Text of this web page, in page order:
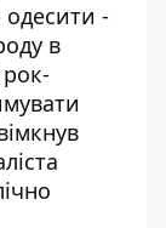
одесити -
в